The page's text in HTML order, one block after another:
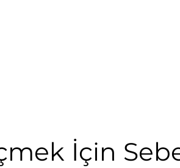
İçin